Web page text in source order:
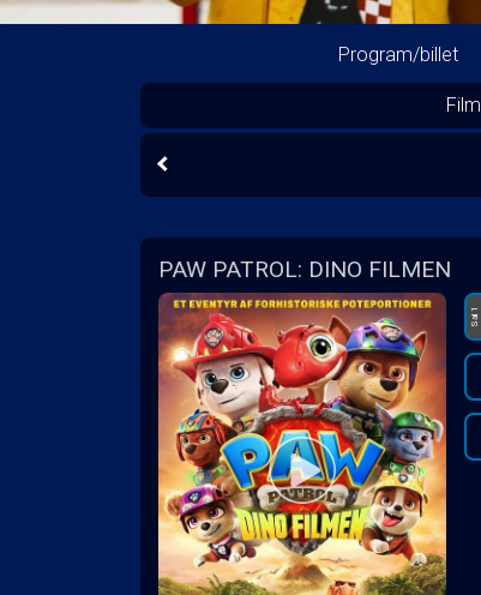
Program/billet
Film
PAW PATROL: DINO FILMEN
Sal 1